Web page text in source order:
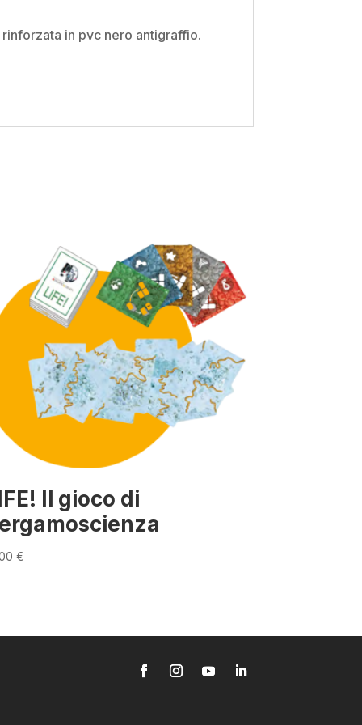
in pvc nero antigraffio.
Il gioco di
€